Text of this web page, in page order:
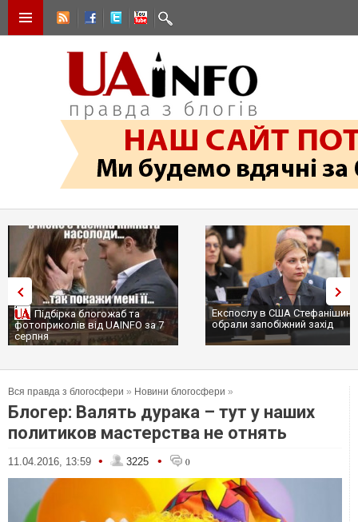
Підбірка блогожаб та
фотоприколів від UAINFO за 7
серпня
Експослу в США
обрали запобіжний захід
Вся правда з блогосфери » Новини блогосфери »
Блогер: Валять дурака – тут у наших
политиков мастерства не отнять
11.04.2016, 13:59 • 3225 • 0